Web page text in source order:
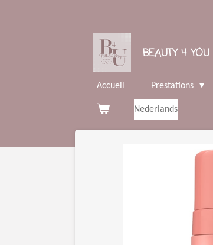
BEAUTY 4 YOU
Accueil Prestations
Nederlands